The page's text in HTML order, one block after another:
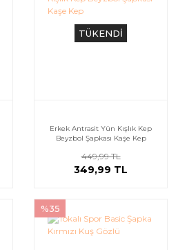
TÜKENDİ
Erkek Antrasit Yün Kışlık Kep
Beyzbol Şapkası Kaşe Kep
449,99 TL
349,99 TL
%35